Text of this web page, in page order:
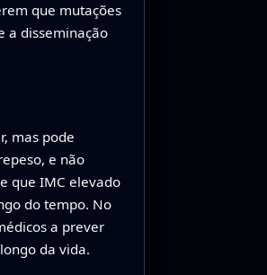
que mutações
a disseminação
mas pode
e não
que IMC elevado
do tempo. No
a prever
da vida.